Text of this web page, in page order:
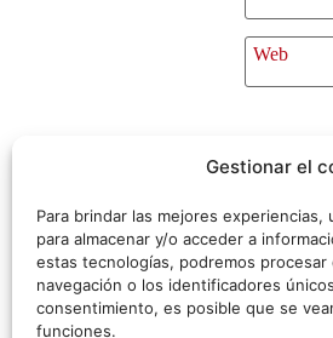
Gestionar el
Para brindar las mejores
para almacenar y/o acceder a
estas tecnologías, podremos
navegación o los identificadores
consentimiento, es posible que se
funciones.
Web